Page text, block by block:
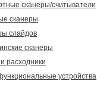
сканеры/считыватели
сканеры
слайдов
сканеры
расходники
устройства